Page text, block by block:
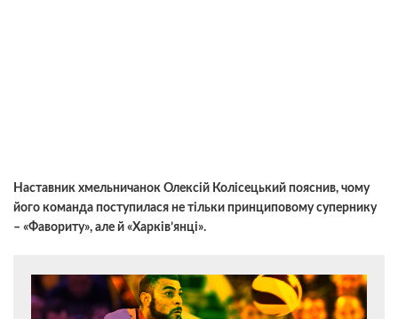
Наставник хмельничанок Олексій Колісецький пояснив, чому
його команда поступилася не тільки принциповому супернику
– «Фавориту», але й «Харків’янці».